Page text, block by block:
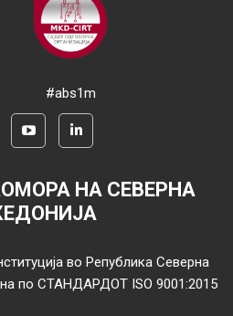
#abs1m
НА СЕВЕРНА
во Република Северна
по СТАНДАРДОТ ISO 9001:2015